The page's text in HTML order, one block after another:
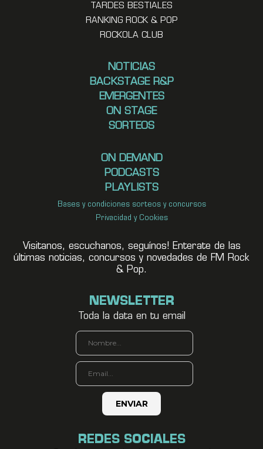
TARDES BESTIALES
RANKING ROCK & POP
ROCKOLA CLUB
NOTICIAS
BACKSTAGE R&P
EMERGENTES
ON STAGE
SORTEOS
ON DEMAND
PODCASTS
PLAYLISTS
Bases y condiciones sorteos y concursos
Privacidad y Cookies
Visitanos, escuchanos, seguínos! Enterate de las
últimas noticias, concursos y novedades de FM Rock
& Pop.
NEWSLETTER
Toda la data en tu email
REDES SOCIALES